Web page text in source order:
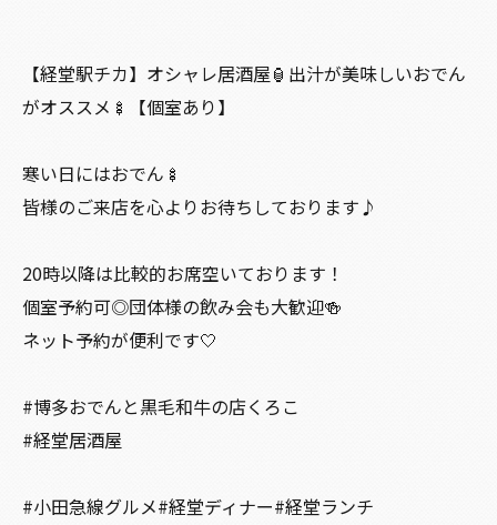
【経堂駅チカ】オシャレ居酒屋🏮出汁が美味しいおでん
がオススメ🍢【個室あり】
寒い日にはおでん🍢
皆様のご来店を心よりお待ちしております♪
20時以降は比較的お席空いております！
個室予約可◎団体様の飲み会も大歓迎🍻
ネット予約が便利です🤍
#博多おでんと黒毛和牛の店くろこ
#経堂居酒屋
#小田急線グルメ#経堂ディナー#経堂ランチ